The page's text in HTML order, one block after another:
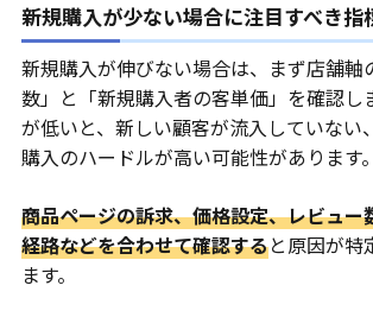
新規購入が少ない場合に注目すべき指
新規購入が伸びない場合は、まず店舗軸
数」と「新規購入者の客単価」を確認し
が低いと、新しい顧客が流入していない
購入のハードルが高い可能性があります。
商品ページの訴求、価格設定、レビュー
経路などを合わせて確認すると原因が特
ます。